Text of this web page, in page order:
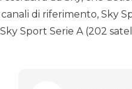
di riferimento, Sky
Sport Serie A (202